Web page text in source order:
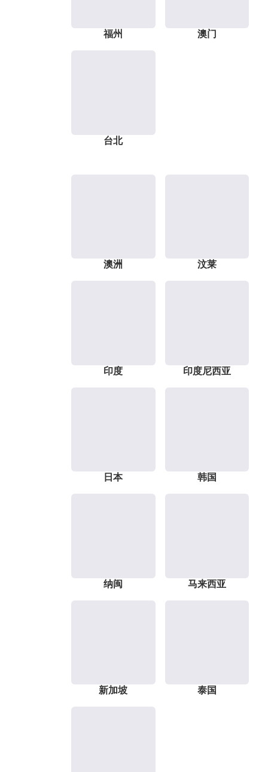
福州 澳门
台北
澳洲 汶莱
印度 印度尼西亚
日本 韩国
纳闽 马来西亚
新加坡 泰国